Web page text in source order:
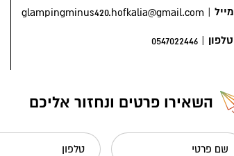
מייל |
glampingminus420.hofkalia@gmail.com
טלפון |
0547022446
השאירו פרטים ונחזור אליכם
שם פרטי טלפון